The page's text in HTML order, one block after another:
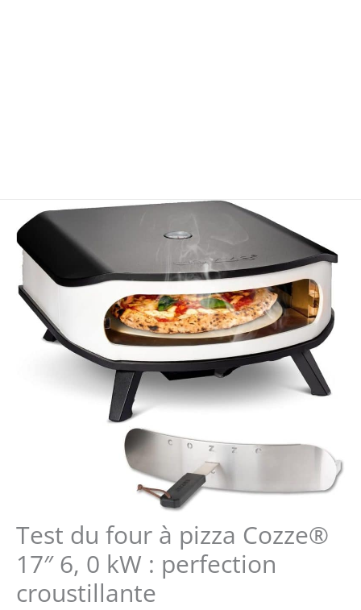
Test du four à pizza Cozze®
17″ 6, 0 kW : perfection
croustillante